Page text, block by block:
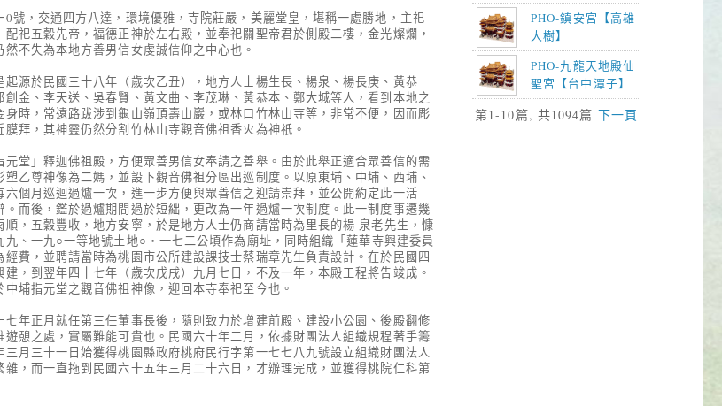
號，交通四方八達，環境優雅，寺院莊嚴，美麗堂皇，堪稱一處勝地，主祀
祀五穀先帝，福德正神於左右殿，並奉祀關聖帝君於側殿二樓，金光燦爛，
不失為本地方善男信女虔誠信仰之中心也。
於民國三十八年（歲次乙丑），地方人士楊生長、楊泉、楊長庚、黃恭
金、李天送、吳春賢、黃文曲、李茂琳、黃恭本、鄭大城等人，看到本地之
時，常遠路跋涉到龜山嶺頂壽山巖，或林口竹林山寺等，非常不便，因而彫
拜，其神靈仍然分割竹林山寺觀音佛祖香火為神祇。
」釋迦佛祖殿，方便眾善男信女奉請之善舉。由於此舉正適合眾善信的需
乙尊神像為二媽，並設下觀音佛祖分區出巡制度。以原東埔、中埔、西埔、
個月巡迴過爐一次，進一步方便與眾善信之迎請崇拜，並公開約定此一活
而後，鑑於過爐期間過於短絀，更改為一年過爐一次制度。此一制度事遷幾
，五穀豐收，地方安寧，於是地方人士仍商請當時為里長的楊 泉老先生，慷
九、一九○一等地號土地○‧一七二公頃作為廟址，同時組織「蓮華寺興建委員
費，並聘請當時為桃園市公所建設課技士蔡瑞章先生負責設計。在於民國四
，到翌年四十七年（歲次戊戌）九月七日，不及一年，本殿工程將告竣成。
埔指元堂之觀音佛祖神像，迎回本寺奉祀至今也。
正月就任第三任董事長後，隨則致力於增建前殿、建設小公園、後殿翻修
憩之處，實屬難能可貴也。民國六十年二月，依據財團法人組織規程著手籌
月三十一日始獲得桃園縣政府桃府民行字第一七七八九號設立組織財團法人
，而一直拖到民國六十五年三月二十六日，才辦理完成，並獲得桃院仁科第
PHO-鎮安宮【高雄
大樹】
PHO-九龍天地殿仙
聖宮【台中潭子】
第1-10篇, 共1094篇 下一頁